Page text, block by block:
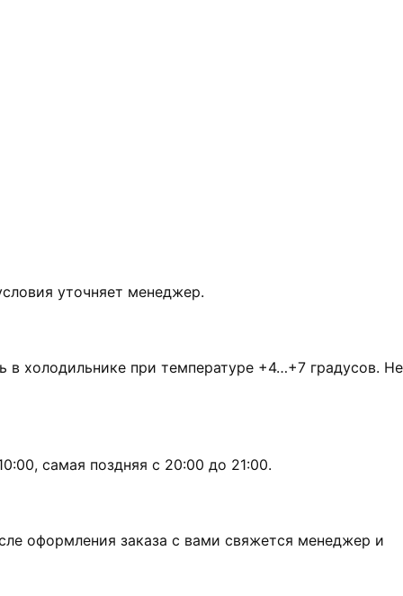
уточняет менеджер.
холодильнике при температуре +4…+7 градусов. Не
самая поздняя с 20:00 до 21:00.
оформления заказа с вами свяжется менеджер и